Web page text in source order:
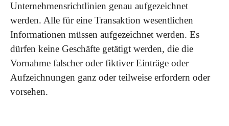
Unternehmensrichtlinien genau aufgezeichnet
werden. Alle für eine Transaktion wesentlichen
Informationen müssen aufgezeichnet werden. Es
dürfen keine Geschäfte getätigt werden, die die
Vornahme falscher oder fiktiver Einträge oder
Aufzeichnungen ganz oder teilweise erfordern oder
vorsehen.